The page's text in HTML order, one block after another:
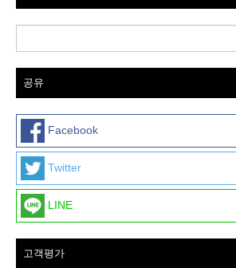
공유
Facebook
Twitter
LINE
고객평가